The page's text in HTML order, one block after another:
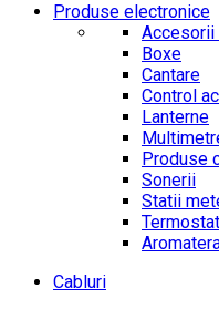
Produse electronice
Boxe
Cantare
Control
Lanterne
Produse
Sonerii
Statii
Cabluri